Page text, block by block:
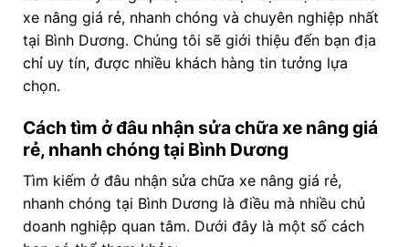
xe nâng giá rẻ, nhanh chóng và chuyên nghiệp nhất
tại Bình Dương. Chúng tôi sẽ giới thiệu đến bạn địa
chỉ uy tín, được nhiều khách hàng tin tưởng lựa
chọn.
Cách tìm ở đâu nhận sửa chữa xe nâng giá
rẻ, nhanh chóng tại Bình Dương
Tìm kiếm ở đâu nhận sửa chữa xe nâng giá rẻ,
nhanh chóng tại Bình Dương là điều mà nhiều chủ
doanh nghiệp quan tâm. Dưới đây là một số cách